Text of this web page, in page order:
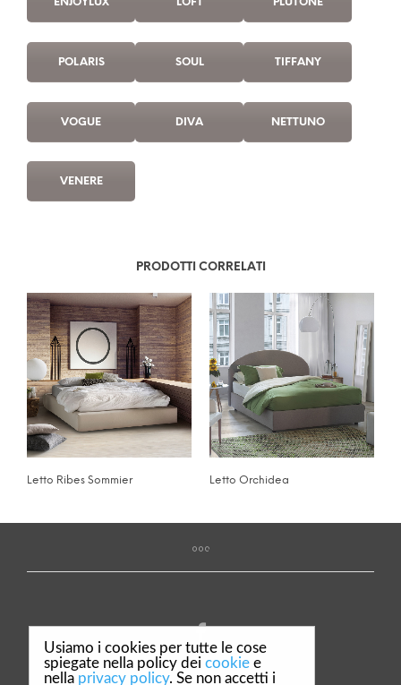
ENJOYLUX LOFT PLUTONE
POLARIS SOUL TIFFANY
VOGUE DIVA NETTUNO
VENERE
PRODOTTI CORRELATI
Letto Ribes Sommier Letto Orchidea
Usiamo i cookies per tutte le cose
spiegate nella policy dei cookie e
nella privacy policy. Se non accetti i